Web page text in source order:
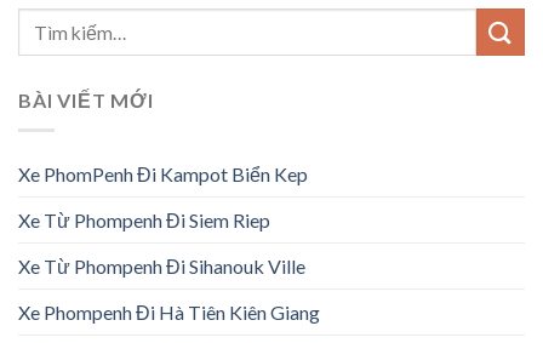
BÀI VIẾT MỚI
Xe PhomPenh Đi Kampot Biển Kep
Xe Từ Phompenh Đi Siem Riep
Xe Từ Phompenh Đi Sihanouk Ville
Xe Phompenh Đi Hà Tiên Kiên Giang